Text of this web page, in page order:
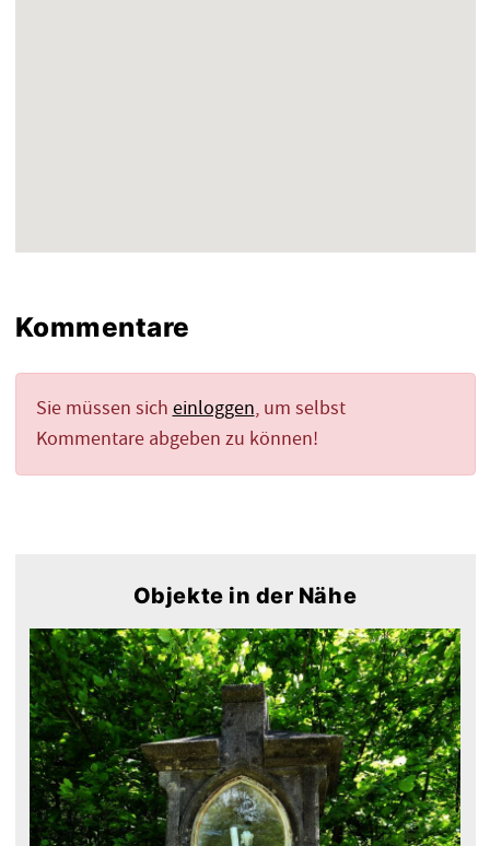
Kommentare
Sie müssen sich einloggen, um selbst
Kommentare abgeben zu können!
Objekte in der Nähe